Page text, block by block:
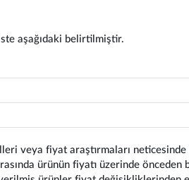
aşağıdaki belirtilmiştir.
veya fiyat araştırmaları neticesinde
ürünün fiyatı üzerinde